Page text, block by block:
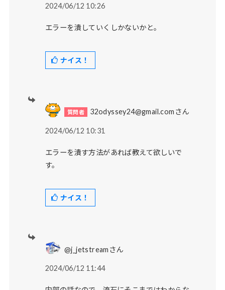
2024/06/12 10:26
エラーを潰していくしかないかと。
ナイス！
32odyssey24@gmail.comさん
2024/06/12 10:31
エラーを潰す方法があれば教えて欲しいで
す。
ナイス！
@j_jetstreamさん
2024/06/12 11:44